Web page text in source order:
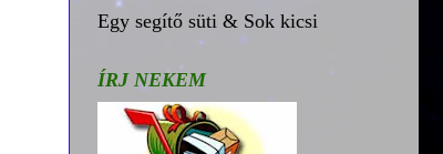
Egy segítő süti & Sok kicsi
ÍRJ NEKEM